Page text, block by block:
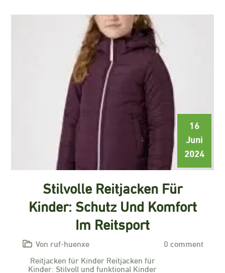
16
Juni
2024
Stilvolle Reitjacken Für
Kinder: Schutz Und Komfort
Im Reitsport
Von ruf-huenxe
0 comment
Reitjacken für Kinder Reitjacken für
Kinder: Stilvoll und funktional Kinder